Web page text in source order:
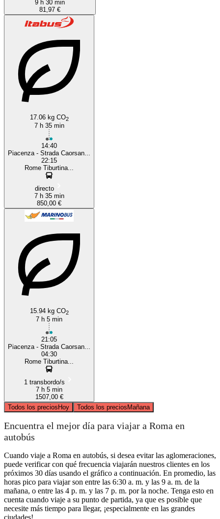
9 h 30 min
81,97 €
17.06 kg CO2
7 h 35 min
14:40
Piacenza - Strada Caorsan...
22:15
Rome Tiburtina...
directo
7 h 35 min
850,00 €
15.94 kg CO2
7 h 5 min
21:05
Piacenza - Strada Caorsan...
04:30
Rome Tiburtina...
1 transbordo/s
7 h 5 min
1507,00 €
Todos los preciosHoy Todos los preciosMañana
Encuentra el mejor día para viajar a Roma en
autobús
Cuando viaje a Roma en autobús, si desea evitar las aglomeraciones,
puede verificar con qué frecuencia viajarán nuestros clientes en los
próximos 30 días usando el gráfico a continuación. En promedio, las
horas pico para viajar son entre las 6:30 a. m. y las 9 a. m. de la
mañana, o entre las 4 p. m. y las 7 p. m. por la noche. Tenga esto en
cuenta cuando viaje a su punto de partida, ya que es posible que
necesite más tiempo para llegar, ¡especialmente en las grandes
ciudades!